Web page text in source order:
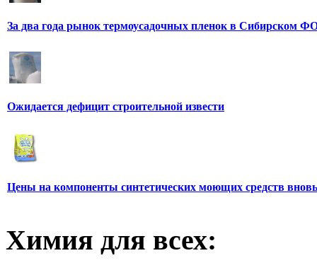
За два года рынок термоусадочных пленок в Сибирском
Ожидается дефицит строительной извести
Цены на компоненты синтетических моющих средств
Химия для всех: